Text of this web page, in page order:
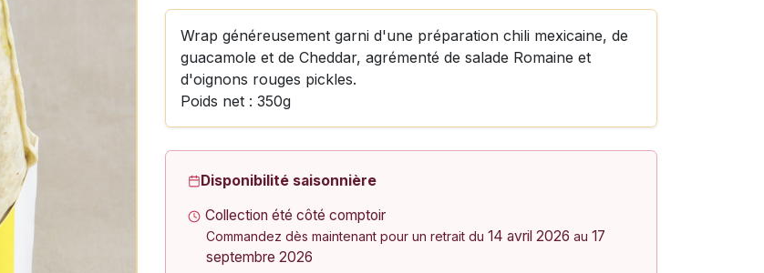
Wrap généreusement garni d'une préparation chili mexicaine, de
guacamole et de Cheddar, agrémenté de salade Romaine et
d'oignons rouges pickles.
Poids net : 350g
Disponibilité saisonnière
Collection été côté comptoir
Commandez dès maintenant pour un retrait du 14 avril 2026 au 17
septembre 2026